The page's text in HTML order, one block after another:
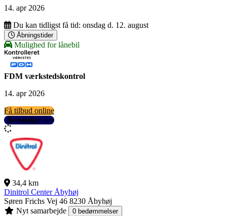
14. apr 2026
Du kan tidligst få tid: onsdag d. 12. august
Åbningstider
Mulighed for lånebil
FDM værkstedskontrol
14. apr 2026
Få tilbud online
Se detaljer
34,4 km
Dinitrol Center Åbyhøj
Søren Frichs Vej 46 8230 Åbyhøj
Nyt samarbejde
0 bedømmelser